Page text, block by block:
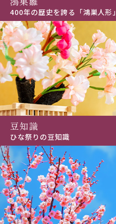
400年の歴史を誇る「鴻巣人形」
豆知識
ひな祭りの豆知識